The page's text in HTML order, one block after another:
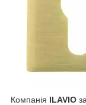
Компанія ILAVIO